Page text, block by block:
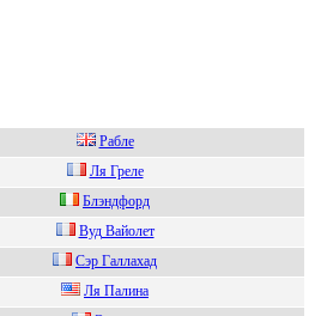
Рабле
Ля Греле
Блэндфopд
Вуд Вaйолет
Cэр Гaллaxaд
Ля Палина